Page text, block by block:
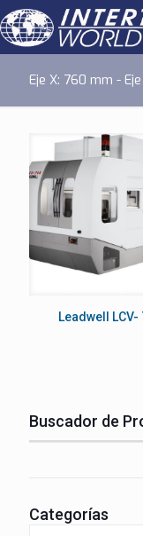
Eje X: 760 mm -
Leadwell LCV-
Buscador de
Categorías